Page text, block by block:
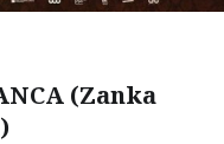
(Zanka